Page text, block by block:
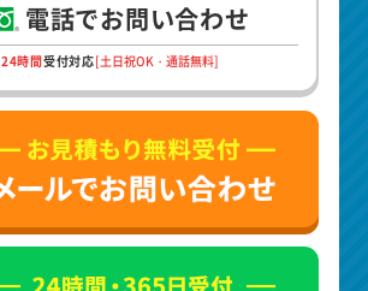
電話でお問い合わせ
24時間受付対応[土日祝OK・通話無料]